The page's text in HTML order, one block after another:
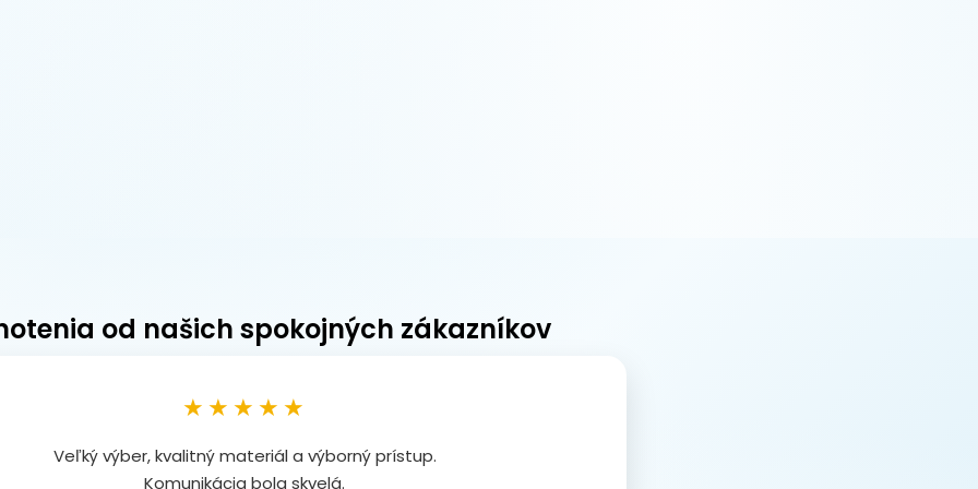
od našich spokojných zákazníkov
★★★★★
Veľký výber, kvalitný materiál a výborný prístup.
Komunikácia bola skvelá.